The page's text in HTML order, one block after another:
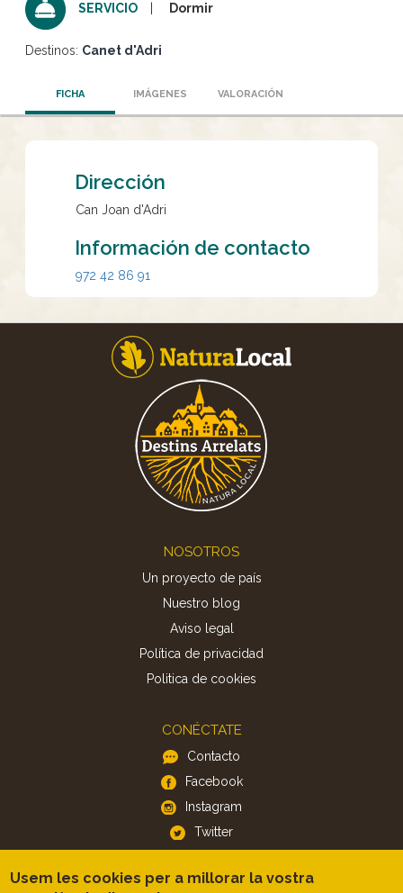
SERVICIO Dormir
Destinos: Canet d'Adri
FICHA IMÁGENES VALORACIÓN
Dirección
Can Joan d'Adri
Información de contacto
972 42 86 91
NOSOTROS
Un proyecto de país
Nuestro blog
Aviso legal
Política de privacidad
Politica de cookies
CONÉCTATE
Contacto
Facebook
Instagram
Twitter
APP
Usem les cookies per a millorar la vostra